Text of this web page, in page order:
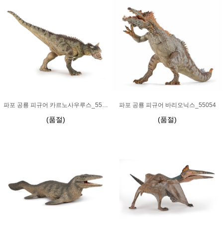
파포 공룡 피규어 카르노사우루스_55032
(품절)
파포 공룡 피규어 바리오닉스_55054
(품절)